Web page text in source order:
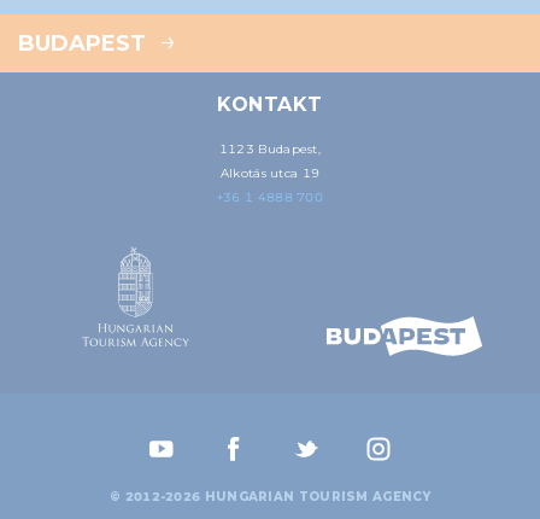
BUDAPEST
KONTAKT
1123 Budapest,
Alkotás utca 19
+36 1 4888 700
© 2012-2026 HUNGARIAN TOURISM AGENCY